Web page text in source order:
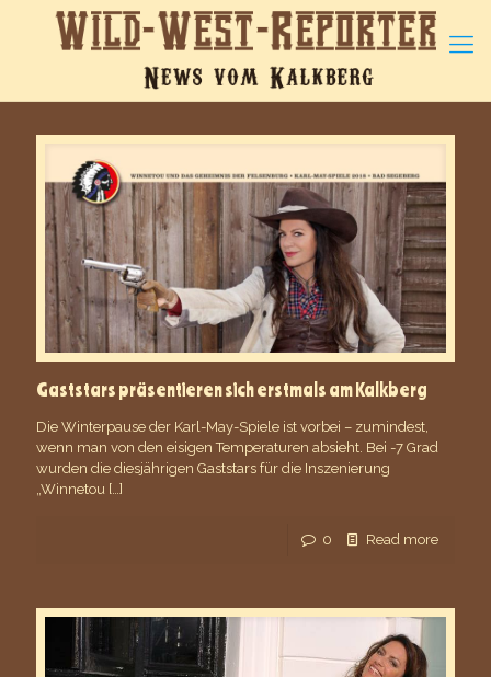
Gaststars präsentieren sich erstmals am Kalkberg
Die Winterpause der Karl-May-Spiele ist vorbei – zumindest,
wenn man von den eisigen Temperaturen absieht. Bei -7 Grad
wurden die diesjährigen Gaststars für die Inszenierung
„Winnetou […]
0 Read more